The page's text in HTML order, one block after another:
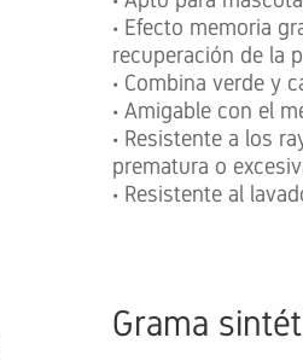
• Efecto memoria
recuperación de la
• Combina verde y
• Amigable con el
• Resistente a los
prematura o
• Resistente al
Grama